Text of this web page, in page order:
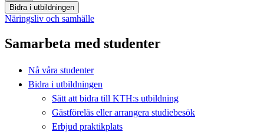
Bidra i utbildningen
Näringsliv och samhälle
Samarbeta med studenter
Nå våra studenter
Bidra i utbildningen
Sätt att bidra till KTH:s utbildning
Gästföreläs eller arrangera studiebesök
Erbjud praktikplats